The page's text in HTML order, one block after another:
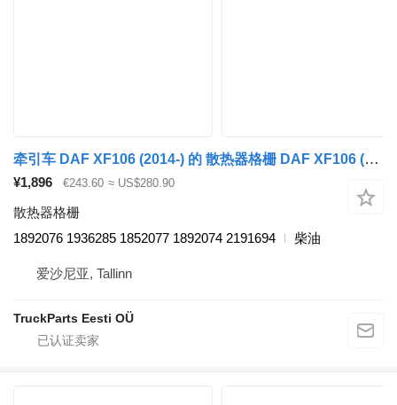
牵引车 DAF XF106 (2014-) 的 散热器格栅 DAF XF106 (01.14-) 1892076
¥1,896 €243.60 ≈ US$280.90
散热器格栅
1892076 1936285 1852077 1892074 2191694
柴油
爱沙尼亚, Tallinn
TruckParts Eesti OÜ